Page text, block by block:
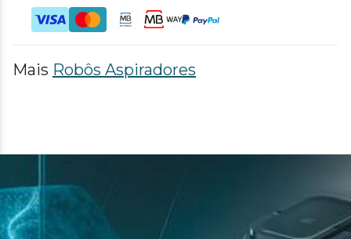
Mais Robôs Aspiradores